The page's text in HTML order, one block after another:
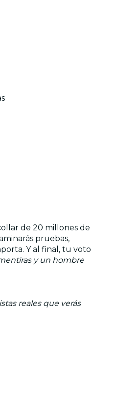
de 20 millones de
pruebas,
Y al final, tu voto
y un hombre
reales que verás